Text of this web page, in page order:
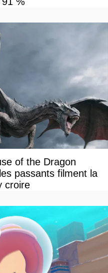
of the Dragon
passants filment la
croire